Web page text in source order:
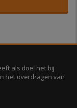
als doel het bij
het overdragen van